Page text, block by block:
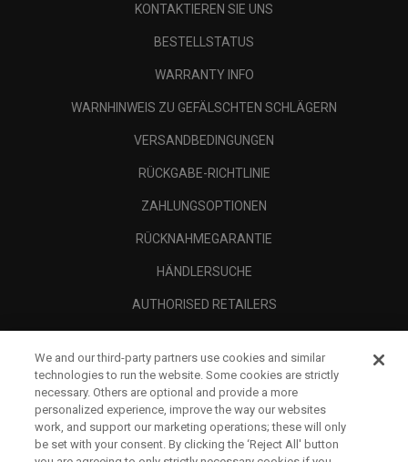
KONTAKTIEREN SIE UNS
BESTELLSTATUS
WARRANTY INFO
WARNHINWEIS ZU GEFÄLSCHTEN SCHLÄGERN
VERSANDBEDINGUNGEN
RÜCKGABE-RICHTLINIE
ZAHLUNGSOPTIONEN
RÜCKNAHMEGARANTIE
HÄNDLERSUCHE
AUTHORISED RETAILERS
UNTERNEHMENSPROFIL
RECHTLICHES-
We and our third-party partners use cookies and similar
technologies to run the website. Some cookies are strictly
necessary. Others are optional and provide a more
personalized experience, improve the way our websites
work, and support our marketing operations; these will only
be set with your consent. By clicking the ‘Reject All' button